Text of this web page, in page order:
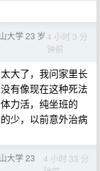
大学 23 岁4 小时 3 分
钟前
大了，我问家里长
有像现在这种死法
力活，纯坐班的
少，以前意外治病
大学 23
4 小时 33 分